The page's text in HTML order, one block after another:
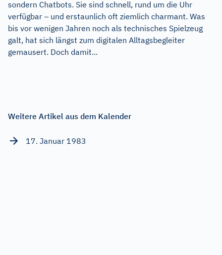
sondern Chatbots. Sie sind schnell, rund um die Uhr
verfügbar – und erstaunlich oft ziemlich charmant. Was
bis vor wenigen Jahren noch als technisches Spielzeug
galt, hat sich längst zum digitalen Alltagsbegleiter
gemausert. Doch damit...
Weitere Artikel aus dem Kalender
17. Januar 1983